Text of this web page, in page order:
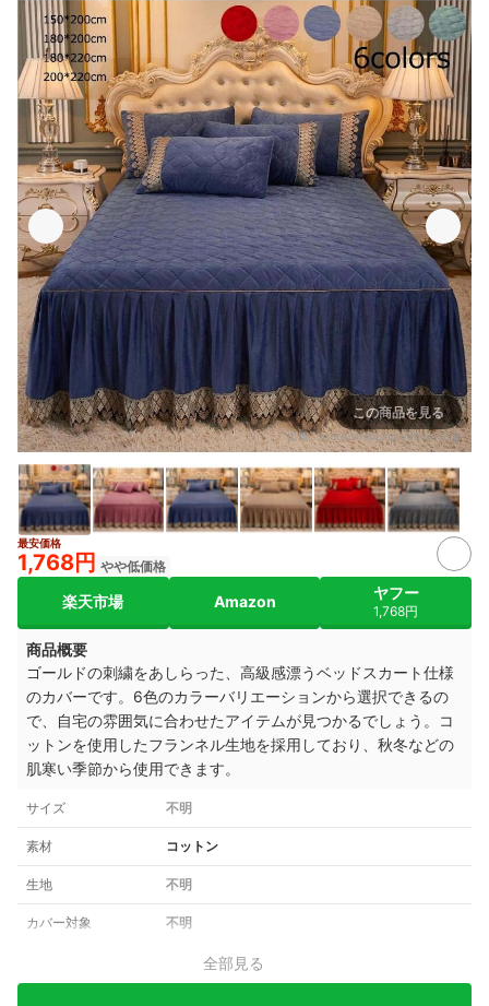
この商品を見る
出典：store.shopping.yahoo.co.jp
最安価格
1,768円 やや低価格
楽天市場 Amazon ヤフー
1,768円
商品概要
ゴールドの刺繍をあしらった、高級感漂うベッドスカート仕様
のカバーです。6色のカラーバリエーションから選択できるの
で、自宅の雰囲気に合わせたアイテムが見つかるでしょう。コ
ットンを使用したフランネル生地を採用しており、秋冬などの
肌寒い季節から使用できます。
サイズ 不明
素材 コットン
生地 不明
カバー対象 不明
全部見る